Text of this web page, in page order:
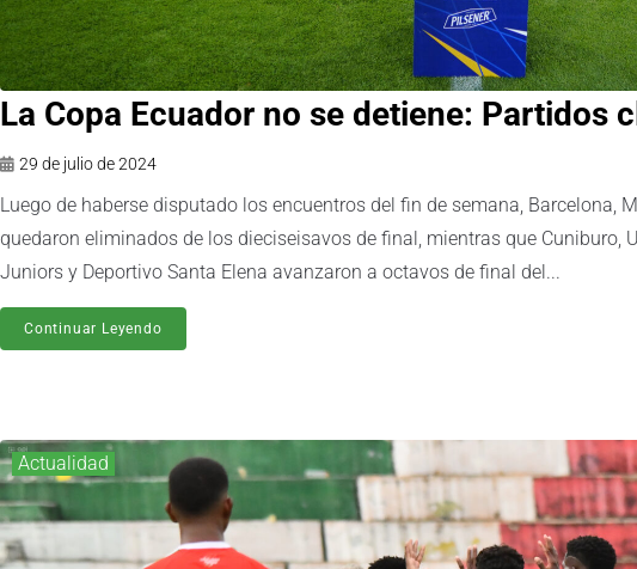
La Copa Ecuador no se detiene: Partidos
29 de julio de 2024
Luego de haberse disputado los encuentros del fin de semana, Barcelona,
quedaron eliminados de los dieciseisavos de final, mientras que Cuniburo,
Juniors y Deportivo Santa Elena avanzaron a octavos de final del...
Continuar Leyendo
Actualidad